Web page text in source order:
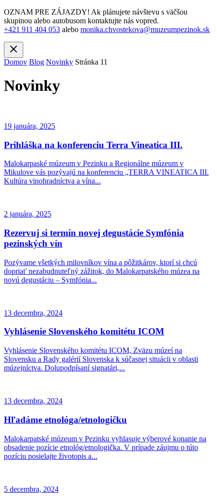
OZNAM PRE ZÁJAZDY! Ak plánujete návštevu s väčšou
skupinou alebo autobusom kontaktujte nás vopred.
+421 911 404 053 alebo monika.chvostekova@muzeumpezinok.sk
Domov Blog Novinky Stránka 11
Novinky
19 januára, 2025
Prihláška na konferenciu Terra Vineatica III.
Malokarpaské múzeum v Pezinku a Regionálne múzeum v
Mikulove vás pozývajú na konferenciu „TERRA VINEATICA III.
Kultúra vinohradníctva a vína...
2 januára, 2025
Rezervuj si termín novej degustácie Symfónia
pezinských vín
Pozývame všetkých milovníkov vína a pôžitkárov, ktorí si chcú
dopriať nezabudnuteľný zážitok, do Malokarpatského múzea na
novú degustáciu – Symfónia...
13 decembra, 2024
Vyhlásenie Slovenského komitétu ICOM
Vyhlásenie Slovenského komitétu ICOM, Zväzu múzeí na
Slovensku a Rady galérií Slovenska k súčasnej situácii v oblasti
múzejníctva. Dolupodpísaní signatári,...
13 decembra, 2024
Hľadáme etnológa/etnologičku
Malokarpatské múzeum v Pezinku vyhlasuje výberové konanie na
obsadenie pozície etnológ/etnologička. V prípade záujmu o túto
pozíciu posielajte životopis a...
5 decembra, 2024